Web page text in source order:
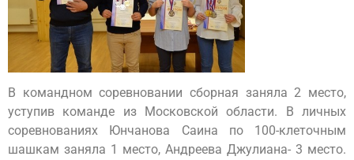
В командном соревновании сборная заняла 2 место,
уступив команде из Московской области. В личных
соревнованиях Юнчанова Саина по 100-клеточным
шашкам заняла 1 место, Андреева Джулиана- 3 место.